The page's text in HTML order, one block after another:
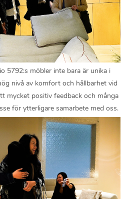
5792:s möbler inte bara är unika i
nivå av komfort och hållbarhet vid
mycket positiv feedback och många
för ytterligare samarbete med oss.